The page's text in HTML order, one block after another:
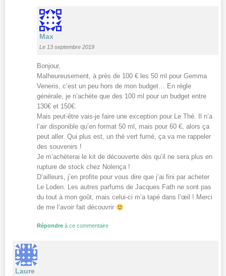
Max
Le 13 septembre 2019
Bonjour,
Malheureusement, à près de 100 € les 50 ml pour Gemma
Veneris, c’est un peu hors de mon budget… En règle
générale, je n’achète que des 100 ml pour un budget entre
130€ et 150€.
Mais peut-être vais-je faire une exception pour Le Thé. Il n’a
l’air disponible qu’en format 50 ml, mais pour 60 €, alors ça
peut aller. Qui plus est, un thé vert fumé, ça va me rappeler
des souvenirs !
Je m’achèterai le kit de découverte dès qu’il ne sera plus en
rupture de stock chez Nolença !
D’ailleurs, j’en profite pour vous dire que j’ai fini par acheter
Le Loden. Les autres parfums de Jacques Fath ne sont pas
du tout à mon goût, mais celui-ci m’a tapé dans l’œil ! Merci
de me l’avoir fait découvrir
Répondre à ce commentaire
Laure